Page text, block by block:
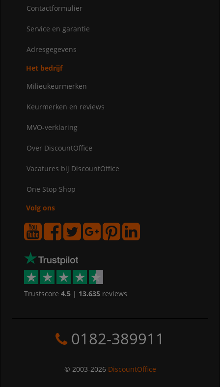
Contactformulier
Service en garantie
Adresgegevens
Het bedrijf
Milieukeurmerken
Keurmerken en reviews
MVO-verklaring
Over DiscountOffice
Vacatures bij DiscountOffice
One Stop Shop
Volg ons
Trustscore 4.5| 13.635reviews
0182-389911
© 2003-2026 DiscountOffice